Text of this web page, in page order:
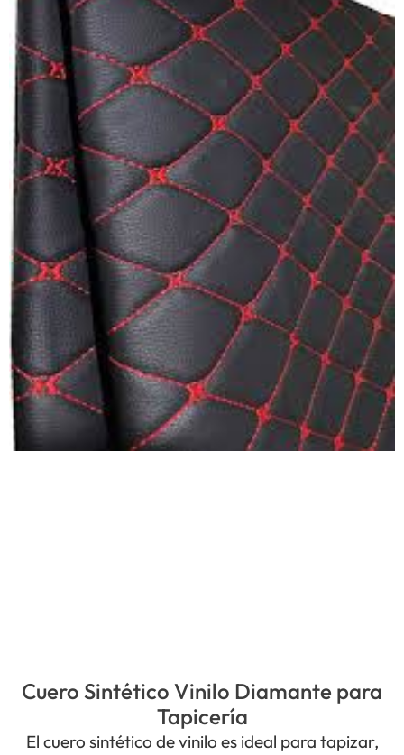
Cuero Sintético Vinilo Diamante para
Tapicería
El cuero sintético de vinilo es ideal para tapizar,